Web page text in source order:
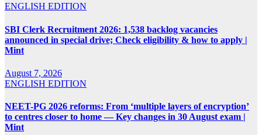
ENGLISH EDITION
SBI Clerk Recruitment 2026: 1,538 backlog vacancies
announced in special drive; Check eligibility & how to apply |
Mint
August 7, 2026
ENGLISH EDITION
NEET-PG 2026 reforms: From ‘multiple layers of encryption’
to centres closer to home — Key changes in 30 August exam |
Mint